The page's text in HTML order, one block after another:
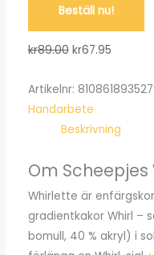
Beställ nu!
kr89.00 Det
priset
var:
kr89.00.
kr67.95Det
priset
kr67.95.
Artikelnr:
Handarbete
Beskrivning
Om
Whirlette är
gradientkakor Whirl –
bomull, 40 % akryl) i